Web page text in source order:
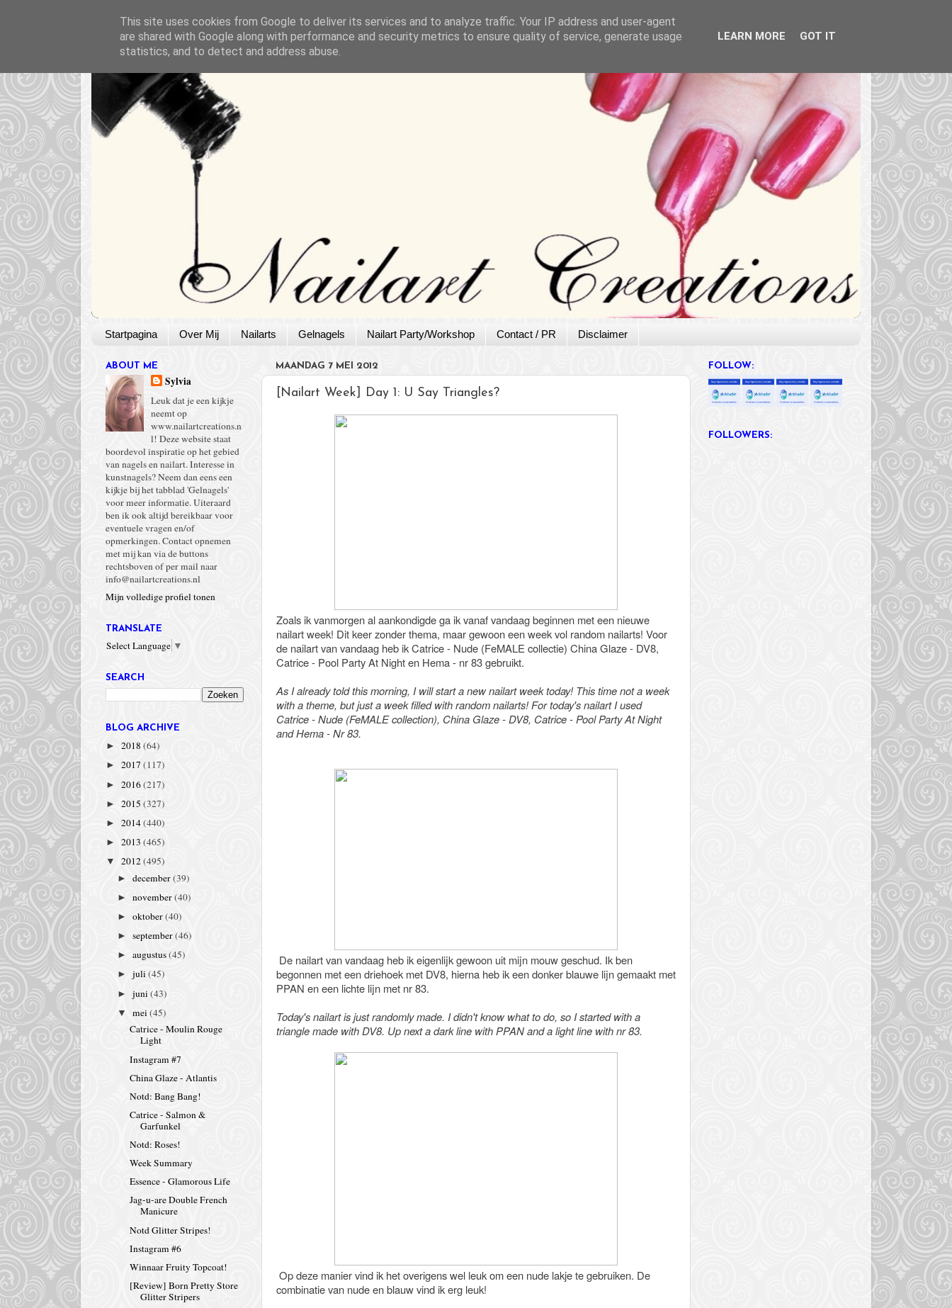
Startpagina Over Mij Nailarts Gelnagels Nailart Party/Workshop Contact / PR Disclaimer
MAANDAG 7 MEI 2012
[Nailart Week] Day 1: U Say Triangles?
Zoals ik vanmorgen al aankondigde ga ik vanaf vandaag beginnen met een nieuwe
nailart week! Dit keer zonder thema, maar gewoon een week vol random nailarts! Voor
de nailart van vandaag heb ik Catrice - Nude (FeMALE collectie) China Glaze - DV8,
Catrice - Pool Party At Night en Hema - nr 83 gebruikt.
As I already told this morning, I will start a new nailart week today! This time not a week
with a theme, but just a week filled with random nailarts! For today's nailart I used
Catrice - Nude (FeMALE collection), China Glaze - DV8, Catrice - Pool Party At Night
and Hema - Nr 83.
De nailart van vandaag heb ik eigenlijk gewoon uit mijn mouw geschud. Ik ben
begonnen met een driehoek met DV8, hierna heb ik een donker blauwe lijn gemaakt met
PPAN en een lichte lijn met nr 83.
Today's nailart is just randomly made. I didn't know what to do, so I started with a
triangle made with DV8. Up next a dark line with PPAN and a light line with nr 83.
Op deze manier vind ik het overigens wel leuk om een nude lakje te gebruiken. De
combinatie van nude en blauw vind ik erg leuk!
ABOUT ME
Sylvia
Leuk dat je een kijkje
neemt op
www.nailartcreations.n
l! Deze website staat
boordevol inspiratie op het gebied
van nagels en nailart. Interesse in
kunstnagels? Neem dan eens een
kijkje bij het tabblad 'Gelnagels'
voor meer informatie. Uiteraard
ben ik ook altijd bereikbaar voor
eventuele vragen en/of
opmerkingen. Contact opnemen
met mij kan via de buttons
rechtsboven of per mail naar
info@nailartcreations.nl
Mijn volledige profiel tonen
TRANSLATE
Select Language ▼
SEARCH
BLOG ARCHIVE
► 2018 (64)
► 2017 (117)
► 2016(217)
► 2015 (327)
► 2014(440)
► 2013 (465)
▼ 2012(495)
►december(39)
►november(40)
►oktober(40)
►september(46)
►augustus(45)
►juli(45)
►juni(43)
▼mei(45)
Catrice - Moulin Rouge
Light
Instagram #7
China Glaze - Atlantis
Notd: Bang Bang!
Catrice - Salmon &
Garfunkel
Notd: Roses!
Week Summary
Essence - Glamorous Life
Jag-u-are Double French
Manicure
Notd Glitter Stripes!
Instagram #6
Winnaar Fruity Topcoat!
[Review] Born Pretty Store
Glitter Stripers
FOLLOW:
FOLLOWERS:
This site uses cookies from Google to deliver its services and to analyze traffic. Your IP address and user-agent
are shared with Google along with performance and security metrics to ensure quality of service, generate usage
statistics, and to detect and address abuse.
LEARN MORE GOT IT